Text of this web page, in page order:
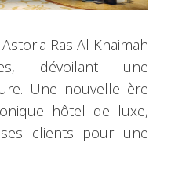
Ras Al Khaimah
dévoilant une
Une nouvelle ère
hôtel de luxe,
clients pour une